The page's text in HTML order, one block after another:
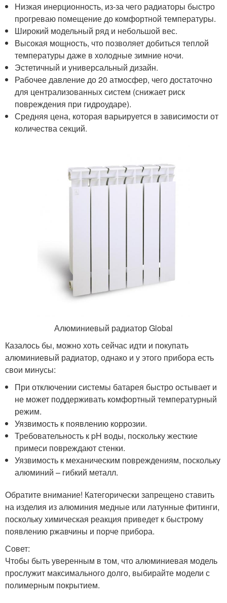
Низкая инерционность, из-за чего радиаторы быстро
прогреваю помещение до комфортной температуры.
Широкий модельный ряд и небольшой вес.
Высокая мощность, что позволяет добиться теплой
температуры даже в холодные зимние ночи.
Эстетичный и универсальный дизайн.
Рабочее давление до 20 атмосфер, чего достаточно
для централизованных систем (снижает риск
повреждения при гидроударе).
Средняя цена, которая варьируется в зависимости от
количества секций.
Алюминиевый радиатор Global
Казалось бы, можно хоть сейчас идти и покупать
алюминиевый радиатор, однако и у этого прибора есть
свои минусы:
При отключении системы батарея быстро остывает и
не может поддерживать комфортный температурный
режим.
Уязвимость к появлению коррозии.
Требовательность к pH воды, поскольку жесткие
примеси повреждают стенки.
Уязвимость к механическим повреждениям, поскольку
алюминий – гибкий металл.
Обратите внимание! Категорически запрещено ставить
на изделия из алюминия медные или латунные фитинги,
поскольку химическая реакция приведет к быстрому
появлению ржавчины и порче прибора.
Совет:
Чтобы быть уверенным в том, что алюминиевая модель
прослужит максимального долго, выбирайте модели с
полимерным покрытием.